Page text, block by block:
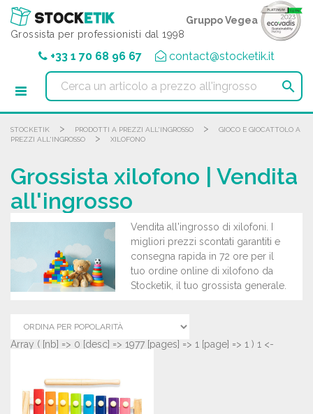
Grossista per professionisti dal 1998
Gruppo Vegea
+33 1 70 68 96 67 contact@stocketik.it

STOCKETIK > PRODOTTI A PREZZI ALL'INGROSSO >
GIOCO E GIOCATTOLO A
PREZZI ALL'INGROSSO
> XILOFONO
Grossista xilofono | Vendita
all'ingrosso
Vendita all'ingrosso di xilofoni. I
migliori prezzi scontati garantiti e
consegna rapida in 72 ore per il
tuo ordine online di xilofono da
Stocketik, il tuo grossista generale.
Array ( [nb] => 0 [desc] => 1977 [pages] => 1 [page] => 1 ) 1 <-
Pannello di gestione dei cookies